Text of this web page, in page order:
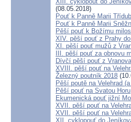
(08.05.2018)
Pouť k Panně Marii
Pouť k Panně Marii
Pěší pouť k Božímu
XIV. pěší pouť z Prahy
XI. pěší pouť mužů z
III. pěší pouť za obnovu
Dívčí pěší pouť z
XVIII. pěší pouť na
Železný poutník 2018
Pěší poutě na Velehrad
Pěší pouť na Svatou Horu
Ekumenická pouť jižní
XVII. pěší pouť na
XVII. pěší pouť na
XII. cyklopouť do